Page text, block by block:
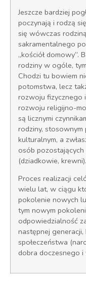
Jeszcze bardziej
poczynają i rodzą
się wówczas
sakramentalnego
„kościół domowy”.
rodziny w ogóle,
Chodzi tu bowiem
potomstwa, lecz
rozwoju fizycznego
rozwoju religijno-
są licznymi
rodziny, stosownym
kulturalnym, a
osób
(dziadkowie, krewni).
Proces realizacji
wielu lat, w ciągu
pokolenie nowych
tym nowym
odpowiedzialność
następnej
społeczeństwa
dobra doczesnego i